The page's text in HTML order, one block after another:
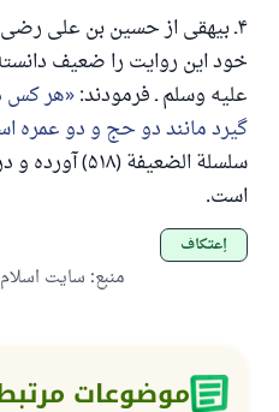
۴ـ بیهقی از حسین بن علی رضی
خود این روایت را ضعیف
علیه وسلم ـ فرمودند: هر کس
گیرد مانند دو حج و دو عمره
سلسلة الضعیفة
است.
إعتكاف
منبع: سایت
موضوعات